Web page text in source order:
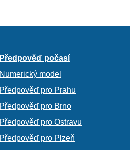
Předpověď počasí
Numerický model
Předpověď pro Prahu
Předpověď pro Brno
Předpověď pro Ostravu
Předpověď pro Plzeň